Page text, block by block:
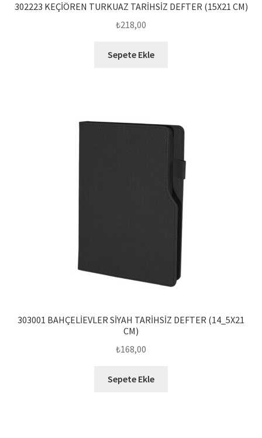
302223 KEÇİÖREN TURKUAZ TARİHSİZ DEFTER (15X21 CM)
₺218,00
Sepete Ekle
303001 BAHÇELİEVLER SİYAH TARİHSİZ DEFTER (14_5X21
CM)
₺168,00
Sepete Ekle